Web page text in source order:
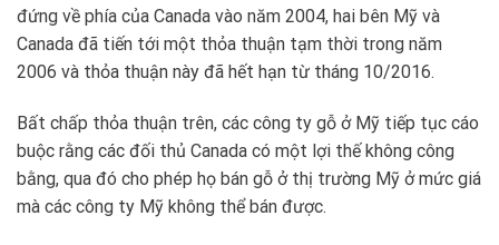
đứng về phía của Canada vào năm 2004, hai bên Mỹ và
Canada đã tiến tới một thỏa thuận tạm thời trong năm
2006 và thỏa thuận này đã hết hạn từ tháng 10/2016.
Bất chấp thỏa thuận trên, các công ty gỗ ở Mỹ tiếp tục cáo
buộc rằng các đối thủ Canada có một lợi thế không công
bằng, qua đó cho phép họ bán gỗ ở thị trường Mỹ ở mức giá
mà các công ty Mỹ không thể bán được.